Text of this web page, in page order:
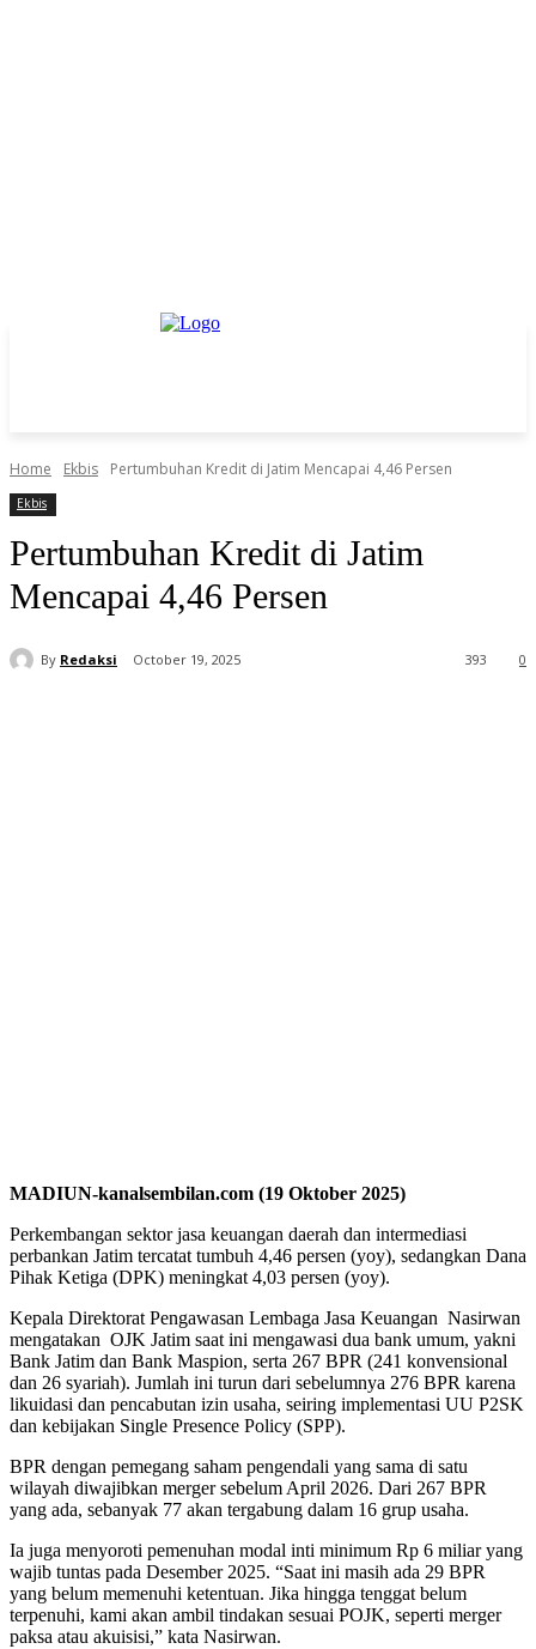
Home Ekbis Pertumbuhan Kredit di Jatim Mencapai 4,46 Persen
Ekbis
Pertumbuhan Kredit di Jatim
Mencapai 4,46 Persen
By Redaksi October 19, 2025 0
393
MADIUN-kanalsembilan.com (19 Oktober 2025)
Perkembangan sektor jasa keuangan daerah dan intermediasi
perbankan Jatim tercatat tumbuh 4,46 persen (yoy), sedangkan Dana
Pihak Ketiga (DPK) meningkat 4,03 persen (yoy).
Kepala Direktorat Pengawasan Lembaga Jasa Keuangan Nasirwan
mengatakan OJK Jatim saat ini mengawasi dua bank umum, yakni
Bank Jatim dan Bank Maspion, serta 267 BPR (241 konvensional
dan 26 syariah). Jumlah ini turun dari sebelumnya 276 BPR karena
likuidasi dan pencabutan izin usaha, seiring implementasi UU P2SK
dan kebijakan Single Presence Policy (SPP).
BPR dengan pemegang saham pengendali yang sama di satu
wilayah diwajibkan merger sebelum April 2026. Dari 267 BPR
yang ada, sebanyak 77 akan tergabung dalam 16 grup usaha.
Ia juga menyoroti pemenuhan modal inti minimum Rp 6 miliar yang
wajib tuntas pada Desember 2025. “Saat ini masih ada 29 BPR
yang belum memenuhi ketentuan. Jika hingga tenggat belum
terpenuhi, kami akan ambil tindakan sesuai POJK, seperti merger
paksa atau akuisisi,” kata Nasirwan.